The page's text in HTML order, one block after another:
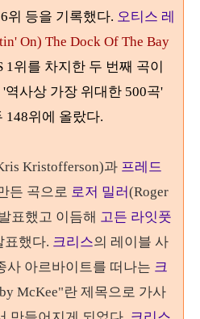
위 등을 기록했다. 오티스 레
On) The Dock Of The Bay
1위를 차지한 두 번째 곡이
'역사상 가장 위대한 500곡'
148위에 올랐다.
Kristofferson)과 프레드
든 곡으로 로저 밀러(Roger
표했고 이듬해 고든 라잇풋
표했다. 크리스의 레이블 사
사 아르바이트를 떠나는 크
McKee"란 제목으로 가사